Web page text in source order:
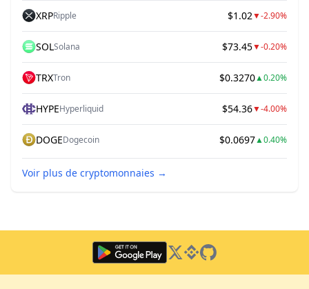
XRPRipple $1.02▼-2.90%
SOLSolana $73.45▼-0.20%
TRXTron $0.3270▲0.20%
HYPEHyperliquid $54.36▼-4.00%
DOGEDogecoin $0.0697▲0.40%
Voir plus de cryptomonnaies →
Twitter
Binance Square
GitHub